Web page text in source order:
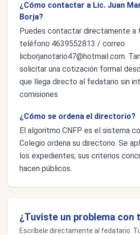
¿Cómo contactar a Lic. Juan
Borja?
Puedes contactar directamente a
teléfono 4639552813 / correo
licborjanotario47@hotmail.com.
solicitar una cotización formal
que llega directo al fedatario sin
comisiones.
¿Cómo se ordena el directorio?
El algoritmo CNFP es el sistema
Colegio ordena su directorio. Se
los expedientes; sus criterios
hacen públicos.
¿Tuviste un problema con
Escríbele directamente al fedatario.